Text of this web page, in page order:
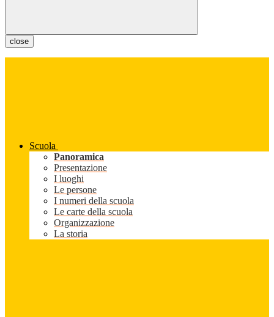
close
Scuola
Panoramica
Presentazione
I luoghi
Le persone
I numeri della scuola
Le carte della scuola
Organizzazione
La storia